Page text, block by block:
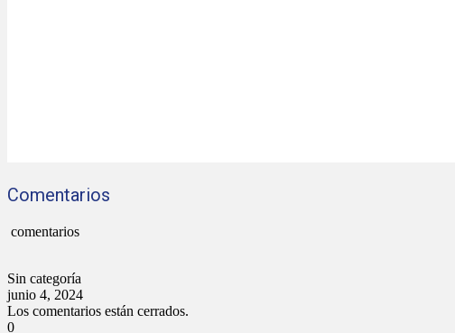
Comentarios
comentarios
Sin categoría
junio 4, 2024
Los comentarios están cerrados.
0